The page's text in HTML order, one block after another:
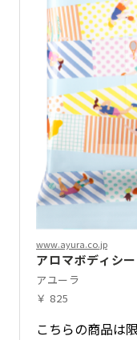
www.ayura.co.jp
アロマボディシ
アユーラ
￥ 825
こちらの商品は